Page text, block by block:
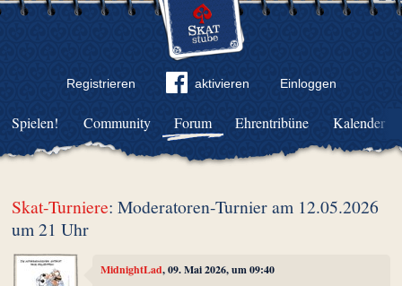
Registrieren aktivieren Einloggen
Community Forum Ehrentribüne Kalender
Spielen!
Skat-Turniere: Moderatoren-Turnier am 12.05.2026
um 21 Uhr
MidnightLad, 09. Mai 2026, um 09:40